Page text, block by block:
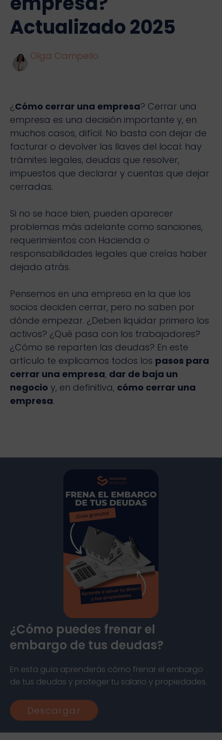
Actualizado 2025
Olga Campello
¿Cómo cerrar una empresa? Cerrar una
empresa es una decisión importante y, en
muchos casos, difícil. No basta con dejar de
facturar o devolver las llaves del local: hay
trámites legales, deudas que resolver,
impuestos que declarar y cuentas que dejar
cerradas.
Si no se hace bien, pueden aparecer
problemas más adelante como sanciones,
requerimientos con Hacienda o
responsabilidades legales que creías haber
dejado atrás.
Pensemos en una empresa en la que los
socios deciden cerrar, pero no saben por
dónde empezar. ¿Deben liquidar primero los
activos? ¿Qué pasa con los trabajadores?
¿Cómo se reparten las deudas? En este
artículo te explicamos todos los pasos para
cerrar una empresa, dar de baja un
negocio y, en definitiva, cómo cerrar una
empresa.
¿Cómo puedes frenar el
embargo de tus deudas?
En esta guía aprenderás cómo frenar el embargo
de tus deudas y proteger tu salario y propiedades.
Descargar